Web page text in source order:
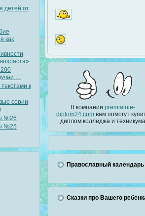
детей от
как
…
к
серии
№26
№25
В компании premialnie-
diplom24.com вам помогут
диплом колледжа и техникума
Православный календарь
Сказки про Вашего